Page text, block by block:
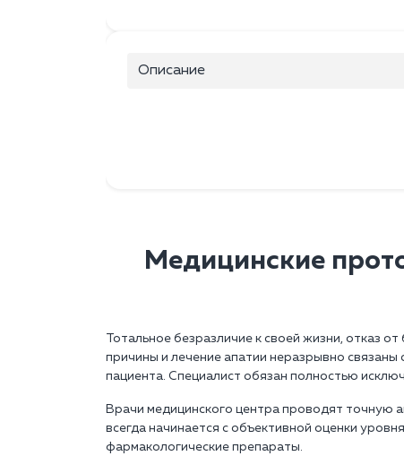
Описание
Медицинские
Тотальное безразличие к своей жизни, отказ
причины и лечение апатии неразрывно связаны
пациента. Специалист обязан полностью
Врачи медицинского центра проводят точную
всегда начинается с объективной оценки
фармакологические препараты.